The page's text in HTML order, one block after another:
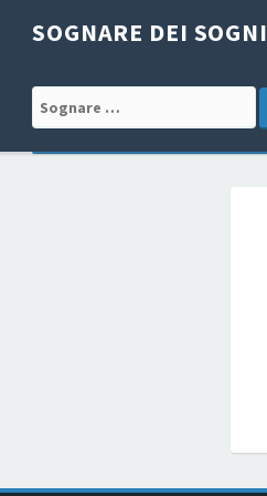
SOGNARE DEI SOGNI
Search for: